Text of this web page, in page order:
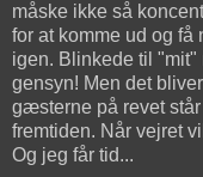
måske ikke så
for at komme ud og få
igen. Blinkede til
gensyn! Men det
gæsterne på revet
fremtiden. Når vejret
Og jeg får tid...